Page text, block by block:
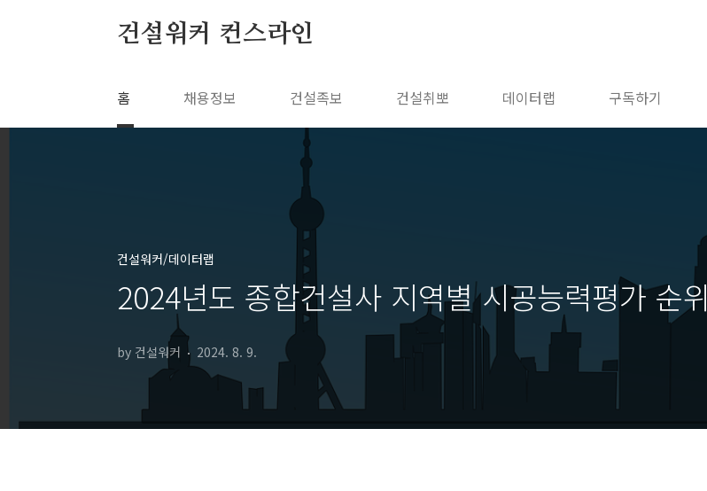
건설워커 컨스라인
홈 채용정보 건설족보 건설취뽀 데이터랩 구독하기
건설워커/데이터랩
2024년도 종합건설사 지역별 시공능력평가 순위
by 건설워커 2024. 8. 9.